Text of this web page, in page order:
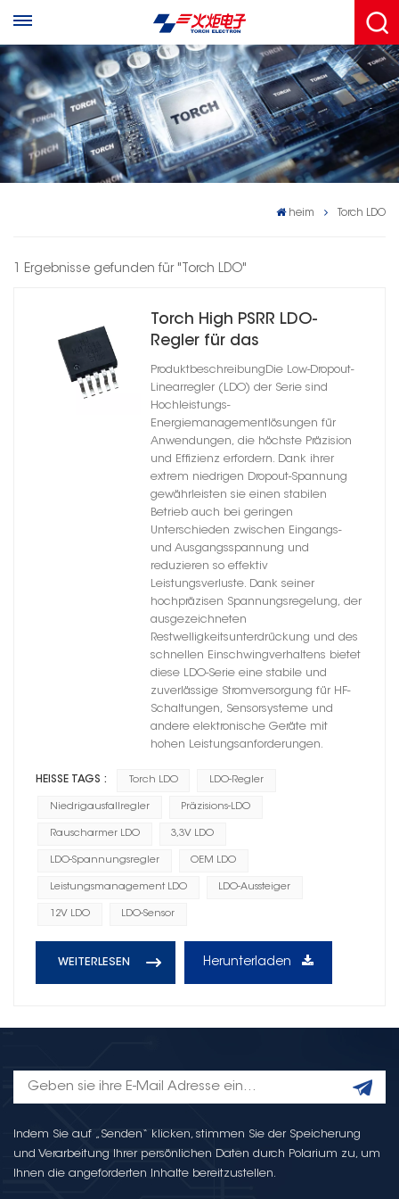
heim Torch LDO
1 Ergebnisse gefunden für "Torch LDO"
Torch High PSRR LDO-
Regler für das
Energiemanagement
ProduktbeschreibungDie Low-Dropout-
Linearregler (LDO) der Serie sind
Hochleistungs-
Energiemanagementlösungen für
Anwendungen, die höchste Präzision
und Effizienz erfordern. Dank ihrer
extrem niedrigen Dropout-Spannung
gewährleisten sie einen stabilen
Betrieb auch bei geringen
Unterschieden zwischen Eingangs-
und Ausgangsspannung und
reduzieren so effektiv
Leistungsverluste. Dank seiner
hochpräzisen Spannungsregelung, der
ausgezeichneten
Restwelligkeitsunterdrückung und des
schnellen Einschwingverhaltens bietet
diese LDO-Serie eine stabile und
zuverlässige Stromversorgung für HF-
Schaltungen, Sensorsysteme und
andere elektronische Geräte mit
hohen Leistungsanforderungen.
HEISSE TAGS : Torch LDO LDO-Regler
Niedrigausfallregler Präzisions-LDO
Rauscharmer LDO 3,3V LDO
LDO-Spannungsregler OEM LDO
Leistungsmanagement LDO LDO-Aussteiger
12V LDO LDO-Sensor
WEITERLESEN Herunterladen
Indem Sie auf „Senden“ klicken, stimmen Sie der Speicherung
und Verarbeitung Ihrer persönlichen Daten durch Polarium zu, um
Ihnen die angeforderten Inhalte bereitzustellen.